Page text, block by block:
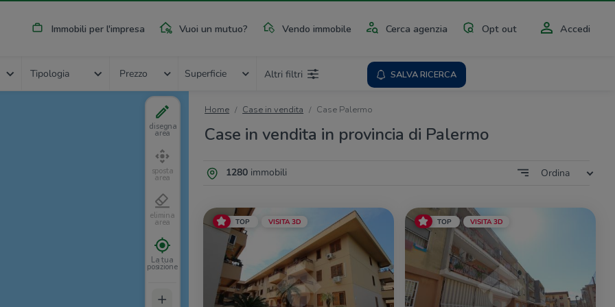
Immobili per l'impresa Vuoi un mutuo? Vendo immobile Cerca agenzia Opt out Accedi
Tipologia Prezzo Superficie Altri filtri SALVA RICERCA
Home Case in vendita Case Palermo
Case in vendita in provincia di Palermo
1280immobili Ordina
TOP VISITA 3D TOP VISITA 3D
disegna
area
sposta
area
elimina
area
La tua
posizione
+